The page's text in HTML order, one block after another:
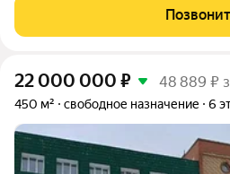
Отдельный вход, доступность 24/,
выделенная мощность: 30 кВт.
22 000 000 ₽ 48 889 ₽
450 м² свободное назначение 6